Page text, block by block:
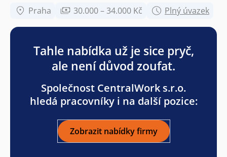
Praha 30.000 – 34.000 Kč Plný úvazek
Tahle nabídka už je sice pryč,
ale není důvod zoufat.
Společnost CentralWork s.r.o.
hledá pracovníky i na další pozice:
Zobrazit nabídky firmy